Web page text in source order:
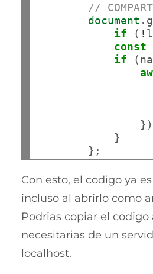
//
document
if ( !
const
if
            }
Con esto, el codigo ya
incluso al abrirlo como
Podrias copiar el
necesitarias de un
localhost.